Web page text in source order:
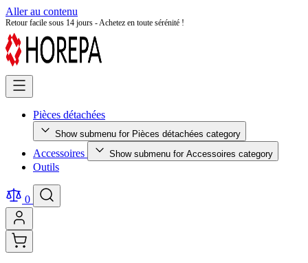
Aller au contenu
Retour facile sous 14 jours - Achetez en toute sérénité !
Pièces détachées
Show submenu for Pièces détachées category
Accessoires Show submenu for Accessoires category
Outils
0